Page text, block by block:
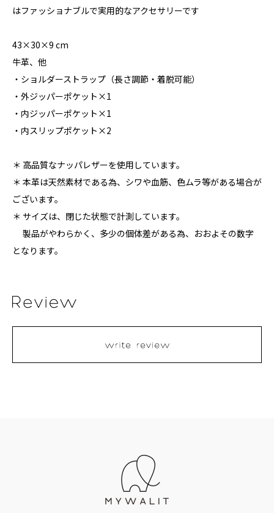
はファッショナブルで実用的なアクセサリーです
43×30×9 cm
牛革、他
・ショルダーストラップ（長さ調節・着脱可能）
・外ジッパーポケット×1
・内ジッパーポケット×1
・内スリップポケット×2
＊ 高品質なナッパレザーを使用しています。
＊ 本革は天然素材である為、シワや血筋、色ムラ等がある場合が
ございます。
＊ サイズは、閉じた状態で計測しています。
製品がやわらかく、多少の個体差がある為、おおよその数字
となります。